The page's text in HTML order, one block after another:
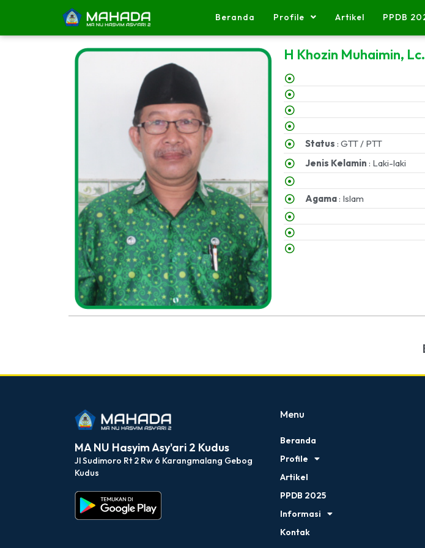
Beranda Profile Artikel PPDB
H Khozin Muhaimin, Lc.
Status : GTT / PTT
Jenis Kelamin : Laki-laki
Agama: Islam
MA NU Hasyim Asy'ari 2 Kudus
Jl Sudimoro Rt 2 Rw 6 Karangmalang Gebog
Kudus
Menu
Beranda
Profile
Artikel
PPDB 2025
Informasi
Kontak